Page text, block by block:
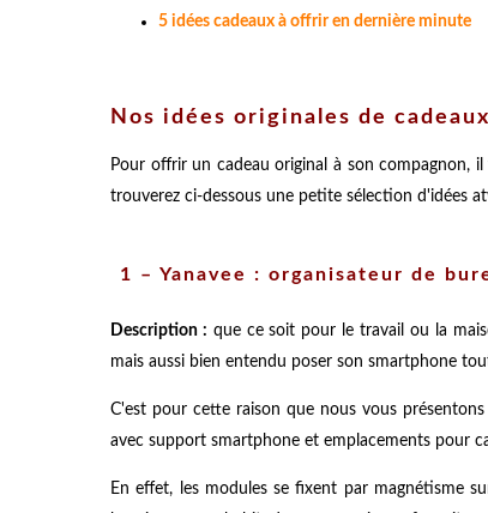
5 idées cadeaux à offrir en dernière minute
Nos idées originales de
Pour offrir un cadeau original à son compagnon,
trouverez ci-dessous une petite sélection d'idées
1 – Yanavee : organisateur de
Description : que ce soit pour le travail ou la
mais aussi bien entendu poser son smartphone
C'est pour cette raison que nous vous
avec support smartphone et emplacements pour
En effet, les modules se fixent par magnétisme